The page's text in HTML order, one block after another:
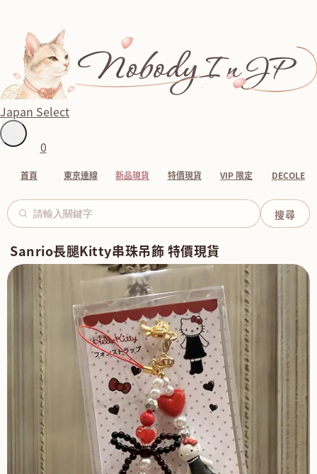
Japan Select
0
首頁 東京連線 新品現貨 特價現貨 VIP 限定 DECOLE
Sanrio長腿Kitty串珠吊飾 特價現貨